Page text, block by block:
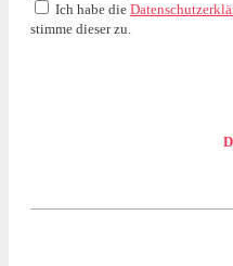
Ich habe die
stimme dieser zu.